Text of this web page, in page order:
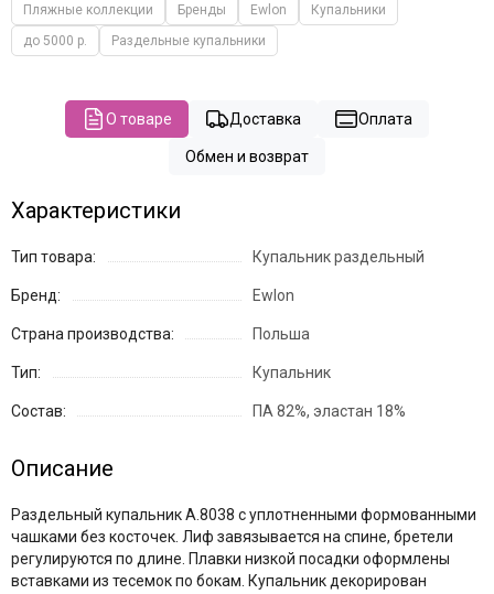
Пляжные коллекции Бренды Ewlon
Купальники
до 5000 р.
Раздельные купальники
О товаре Доставка Оплата
Обмен и возврат
Характеристики
Тип товара: Купальник раздельный
Бренд: Ewlon
Страна производства: Польша
Тип: Купальник
Состав: ПА 82%, эластан 18%
Описание
Раздельный купальник A.8038 с уплотненными формованными
чашками без косточек. Лиф завязывается на спине, бретели
регулируются по длине. Плавки низкой посадки оформлены
вставками из тесемок по бокам. Купальник декорирован